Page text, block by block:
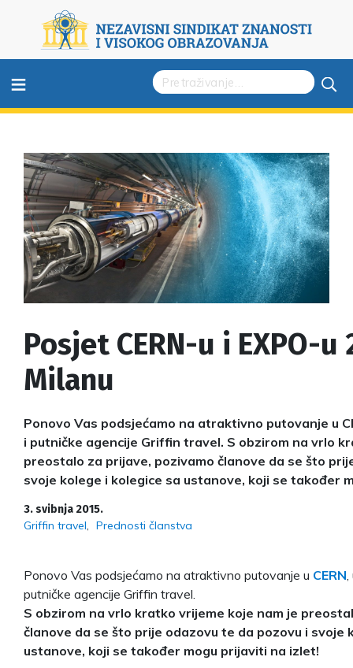
≡
Posjet CERN-u i EXPO-u
Milanu
Ponovo Vas podsjećamo na atraktivno putovanje u
i putničke agencije Griffin travel. S obzirom na vrlo
preostalo za prijave, pozivamo članove da se što
svoje kolege i kolegice sa ustanove, koji se također
3. svibnja 2015.
Griffin travel Prednosti članstva
Ponovo Vas podsjećamo na atraktivno putovanje u CERN,
putničke agencije Griffin travel.
S obzirom na vrlo kratko vrijeme koje nam je
članove da se što prije odazovu te da pozovu i svoje
ustanove, koji se također mogu prijaviti na izlet!